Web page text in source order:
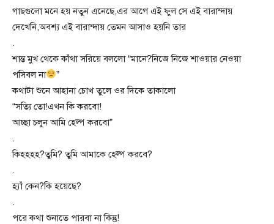
গাছগুলো মনে হয় নতুন এনেছে,এর আগে এই ফুল সে এই বারান্দায়
দেখেনি,অবশ্য এই বারান্দায় তেমন আসাও হয়নি তার
.
শান্ত মুখ থেকে কাঁথা সরিয়ে বললো “মানে?নিজে নিজে শাওয়ার নেওয়া
পসিবল না
”
কথাটা শুনে আহানা চোখ তুলে ওর দিকে তাকালো
“সত্যি তো!এখন কি করবো!
আচ্ছা চলুন আমি হেল্প করবো”
.
কিহহহহ?তুমি? তুমি আমাকে হেল্প করবে?
.
হ্যাঁ কেন?কি হয়েছে?
.
পরে কথা শুনাতে পারবা না কিন্তু!